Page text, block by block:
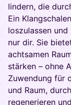
lindern, die
Ein
loszulassen
nur dir. Sie
achtsamen
stärken – ohne
Zuwendung für
und Raum,
regenerieren